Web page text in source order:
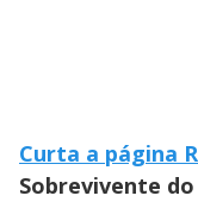
Curta a página
Sobrevivente